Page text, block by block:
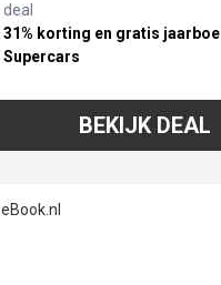
deal
31% korting en gratis
Supercars
BEKIJK DEAL
eBook.nl